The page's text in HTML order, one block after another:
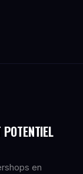
en